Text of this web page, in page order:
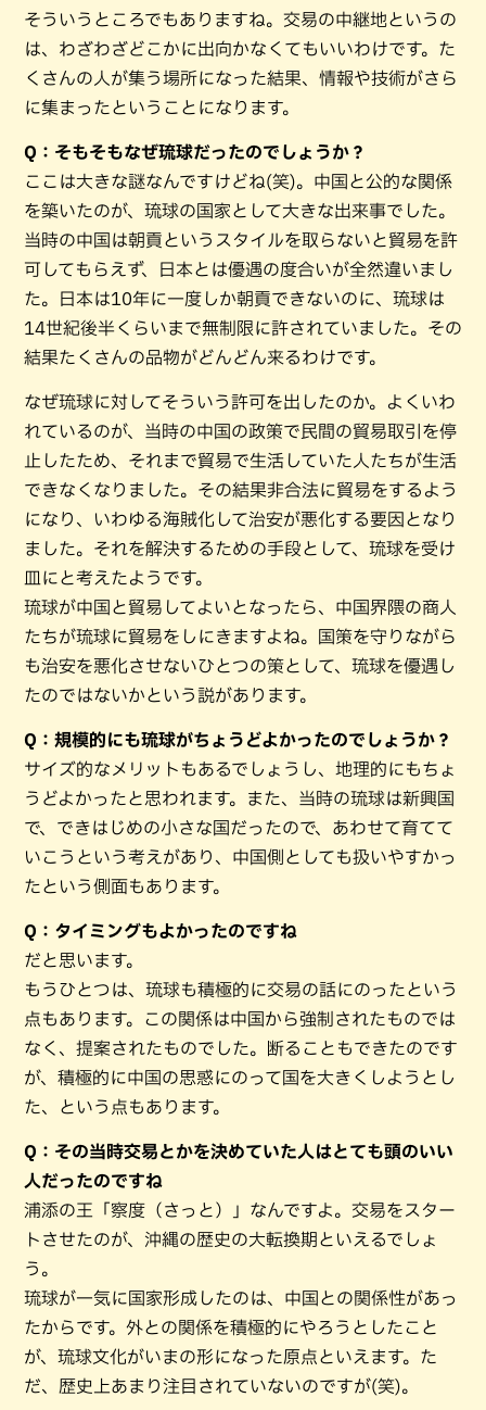
そういうところでもありますね。交易の中継地というの
は、わざわざどこかに出向かなくてもいいわけです。た
くさんの人が集う場所になった結果、情報や技術がさら
に集まったということになります。
Q：そもそもなぜ琉球だったのでしょうか？
ここは大きな謎なんですけどね(笑)。中国と公的な関係
を築いたのが、琉球の国家として大きな出来事でした。
当時の中国は朝貢というスタイルを取らないと貿易を許
可してもらえず、日本とは優遇の度合いが全然違いまし
た。日本は10年に一度しか朝貢できないのに、琉球は
14世紀後半くらいまで無制限に許されていました。その
結果たくさんの品物がどんどん来るわけです。
なぜ琉球に対してそういう許可を出したのか。よくいわ
れているのが、当時の中国の政策で民間の貿易取引を停
止したため、それまで貿易で生活していた人たちが生活
できなくなりました。その結果非合法に貿易をするよう
になり、いわゆる海賊化して治安が悪化する要因となり
ました。それを解決するための手段として、琉球を受け
皿にと考えたようです。
琉球が中国と貿易してよいとなったら、中国界隈の商人
たちが琉球に貿易をしにきますよね。国策を守りながら
も治安を悪化させないひとつの策として、琉球を優遇し
たのではないかという説があります。
Q：規模的にも琉球がちょうどよかったのでしょうか？
サイズ的なメリットもあるでしょうし、地理的にもちょ
うどよかったと思われます。また、当時の琉球は新興国
で、できはじめの小さな国だったので、あわせて育てて
いこうという考えがあり、中国側としても扱いやすかっ
たという側面もあります。
Q：タイミングもよかったのですね
だと思います。
もうひとつは、琉球も積極的に交易の話にのったという
点もあります。この関係は中国から強制されたものでは
なく、提案されたものでした。断ることもできたのです
が、積極的に中国の思惑にのって国を大きくしようとし
た、という点もあります。
Q：その当時交易とかを決めていた人はとても頭のいい
人だったのですね
浦添の王「察度（さっと）」なんですよ。交易をスター
トさせたのが、沖縄の歴史の大転換期といえるでしょ
う。
琉球が一気に国家形成したのは、中国との関係性があっ
たからです。外との関係を積極的にやろうとしたこと
が、琉球文化がいまの形になった原点といえます。た
だ、歴史上あまり注目されていないのですが(笑)。